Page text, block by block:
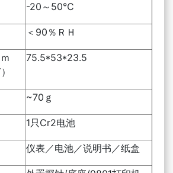
-20 ～ 50℃
＜ 90 ％ＲＨ
）
75.5*53*23.5
~70 ｇ
1只Cr2电池
仪表／电池／说明书／纸盒